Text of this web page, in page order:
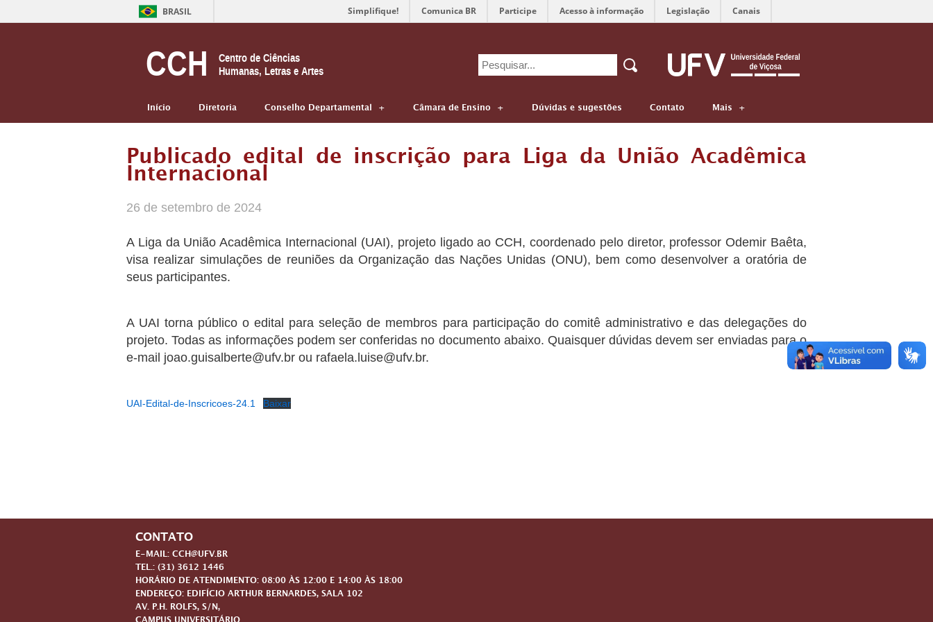
BRASIL Simplifique! Comunica BR Participe Acesso à informação Legislação Canais
CCH
Centro de Ciências
Humanas, Letras e Artes
Search
for:
Início Diretoria Conselho Departamental Câmara de Ensino Dúvidas e sugestões Contato Mais
Publicado edital de inscrição para Liga da União Acadêmica
Internacional
26 de setembro de 2024
A Liga da União Acadêmica Internacional (UAI), projeto ligado ao CCH, coordenado pelo diretor, professor Odemir Baêta,
visa realizar simulações de reuniões da Organização das Nações Unidas (ONU), bem como desenvolver a oratória de
seus participantes.
A UAI torna público o edital para seleção de membros para participação do comitê administrativo e das delegações do
projeto. Todas as informações podem ser conferidas no documento abaixo. Quaisquer dúvidas devem ser enviadas para o
e-mail joao.guisalberte@ufv.br ou rafaela.luise@ufv.br.
UAI-Edital-de-Inscricoes-24.1 Baixar
CONTATO
E-MAIL: CCH@UFV.BR
TEL.: (31) 3612 1446
HORÁRIO DE ATENDIMENTO: 08:00 ÀS 12:00 E 14:00 ÀS 18:00
ENDEREÇO: EDIFÍCIO ARTHUR BERNARDES, SALA 102
AV. P.H. ROLFS, S/N,